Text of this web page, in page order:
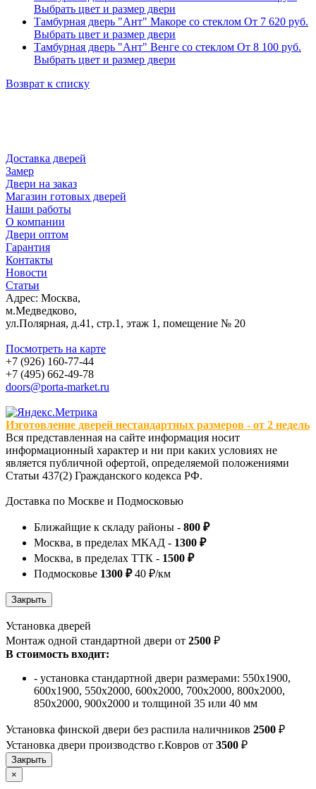
Выбрать цвет и размер двери
Тамбурная дверь "Ант" Макоре со стеклом От 7 620 руб.
Выбрать цвет и размер двери
Тамбурная дверь "Ант" Венге со стеклом От 8 100 руб.
Выбрать цвет и размер двери
Возврат к списку
Доставка дверей
Замер
Двери на заказ
Магазин готовых дверей
Наши работы
О компании
Двери оптом
Гарантия
Контакты
Новости
Статьи
Адрес: Москва,
м.Медведково,
ул.Полярная, д.41, стр.1, этаж 1, помещение № 20
Посмотреть на карте
+7 (926) 160-77-44
+7 (495) 662-49-78
doors@porta-market.ru
Изготовление дверей нестандартных размеров - от 2 недель
Вся представленная на сайте информация носит
информационный характер и ни при каких условиях не
является публичной офертой, определяемой положениями
Статьи 437(2) Гражданского кодекса РФ.
Доставка по Москве и Подмосковью
Ближайщие к складу районы - 800 ₽
Москва, в пределах МКАД - 1300 ₽
Москва, в пределах ТТК - 1500 ₽
Подмосковье 1300 ₽40 ₽/км
Установка дверей
Монтаж одной стандартной двери от 2500 ₽
В стоимость входит:
- установка стандартной двери размерами: 550х1900,
600х1900, 550х2000, 600х2000, 700х2000, 800х2000,
850х2000, 900х2000 и толщиной 35 или 40 мм
Установка финской двери без распила наличников 2500 ₽
Установка двери производство г.Ковров от 3500 ₽
×